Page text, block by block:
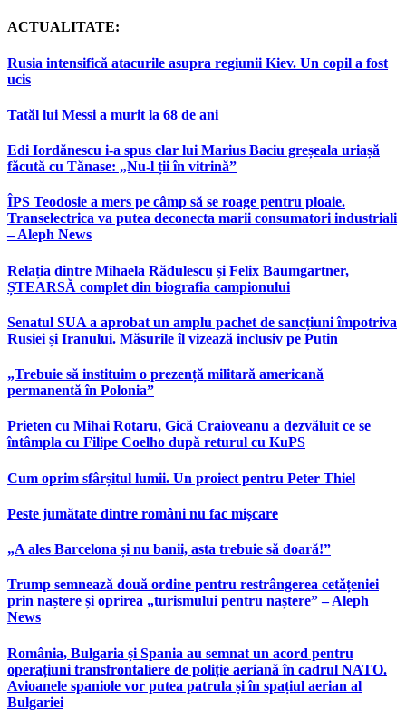
ACTUALITATE:
Rusia intensifică atacurile asupra regiunii Kiev. Un copil a fost
ucis
Tatăl lui Messi a murit la 68 de ani
Edi Iordănescu i-a spus clar lui Marius Baciu greșeala uriașă
făcută cu Tănase: „Nu-l ții în vitrină”
ÎPS Teodosie a mers pe câmp să se roage pentru ploaie.
Transelectrica va putea deconecta marii consumatori industriali
– Aleph News
Relația dintre Mihaela Rădulescu și Felix Baumgartner,
ȘTEARSĂ complet din biografia campionului
Senatul SUA a aprobat un amplu pachet de sancțiuni împotriva
Rusiei și Iranului. Măsurile îl vizează inclusiv pe Putin
„Trebuie să instituim o prezență militară americană
permanentă în Polonia”
Prieten cu Mihai Rotaru, Gică Craioveanu a dezvăluit ce se
întâmpla cu Filipe Coelho după returul cu KuPS
Cum oprim sfârșitul lumii. Un proiect pentru Peter Thiel
Peste jumătate dintre români nu fac mișcare
„A ales Barcelona și nu banii, asta trebuie să doară!”
Trump semnează două ordine pentru restrângerea cetățeniei
prin naștere și oprirea „turismului pentru naștere” – Aleph
News
România, Bulgaria și Spania au semnat un acord pentru
operațiuni transfrontaliere de poliție aeriană în cadrul NATO.
Avioanele spaniole vor putea patrula și în spațiul aerian al
Bulgariei